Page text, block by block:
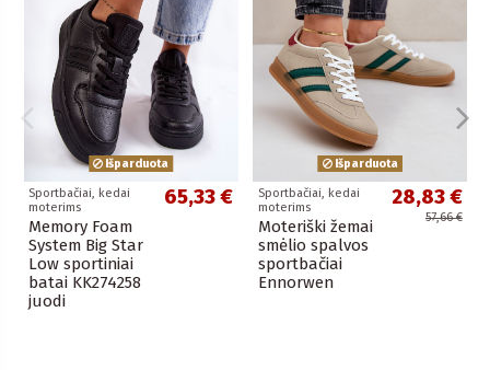
Išparduota
Sportbačiai, kedai
moterims
Memory Foam
System Big Star
Low sportiniai
batai KK274258
juodi
65,33 €
Išparduota
Sportbačiai, kedai
moterims
Moteriški žemai
smėlio spalvos
sportbačiai
Ennorwen
28,83 €
57,66 €